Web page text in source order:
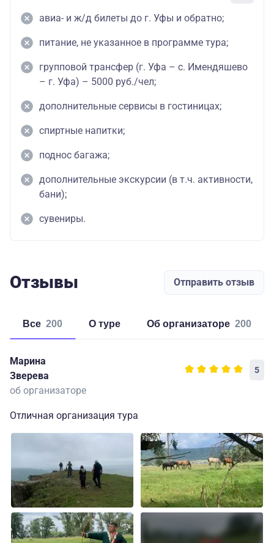
авиа- и ж/д билеты до г. Уфы и обратно;
питание, не указанное в программе тура;
групповой трансфер (г. Уфа – с. Имендяшево
– г. Уфа) – 5000 руб./чел;
дополнительные сервисы в гостиницах;
спиртные напитки;
поднос багажа;
дополнительные экскурсии (в т.ч. активности,
бани);
сувениры.
Отзывы Отправить отзыв
Все 200 о туре об организаторе 200
Марина
Зверева
5
об организаторе
Отличная организация тура